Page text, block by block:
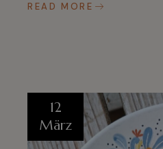
READ MORE
12
März